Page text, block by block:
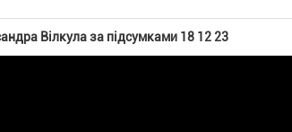
Вілкула за підсумками 18 12 23